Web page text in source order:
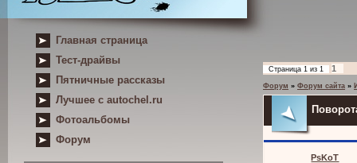
Главная страница
Тест-драйвы
Пятничные рассказы
Лучшее с autochel.ru
Фотоальбомы
Форум
Страница 1 из 1 1
Форум » Форум сайта »
PsKoT